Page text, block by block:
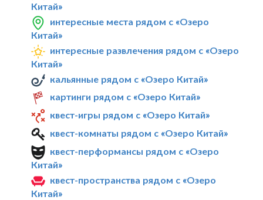
Китай»
интересные места рядом с «Озеро
Китай»
интересные развлечения рядом с «Озеро
Китай»
кальянные рядом с «Озеро Китай»
картинги рядом с «Озеро Китай»
квест-игры рядом с «Озеро Китай»
квест-комнаты рядом с «Озеро Китай»
квест-перформансы рядом с «Озеро
Китай»
квест-пространства рядом с «Озеро
Китай»